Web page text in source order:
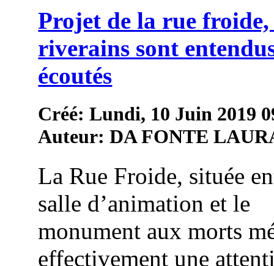
Projet de la rue froide,
riverains sont
écoutés
Créé: Lundi, 10 Juin 2019
Auteur: DA FONTE
La Rue Froide, située
salle d’animation et le
monument aux morts
effectivement une